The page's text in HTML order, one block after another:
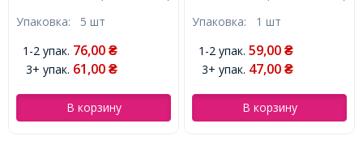
"Битое Стекло", Рондель,
16х10мм, Отв. 5мм,
(УТ0002063)
Упаковка: 5 шт
1-2 упак. 76,00 ₴
3+ упак. 61,00 ₴
В корзину
Горный Хрусталь, Рондель,
Отв-тие 5мм,
(УТ100008470)
Упаковка: 1 шт
1-2 упак. 59,00 ₴
3+ упак. 47,00 ₴
В корзину